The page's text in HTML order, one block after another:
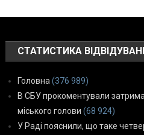
СТАТИСТИКА
Головна (376 989)
В СБУ прокоментували
міського голови (68 924)
У Раді пояснили, що таке